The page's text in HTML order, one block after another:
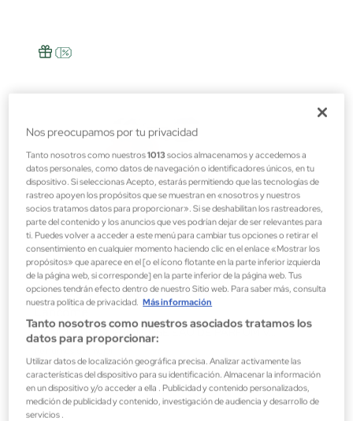
Lancôme
LA NUIT TRESOR INTENSE EAU DE PARFUM VAPORIZADOR
69,85 €
Nos preocupamos por tu privacidad
Tanto nosotros como nuestros1013socios almacenamos y accedemos a
datos personales, como datos de navegación o identificadores únicos, en tu
dispositivo. Si seleccionas Acepto, estarás permitiendo que las tecnologías de
rastreo apoyen los propósitos que se muestran en «nosotros y nuestros
socios tratamos datos para proporcionar». Si se deshabilitan los rastreadores,
parte del contenido y los anuncios que ves podrían dejar de ser relevantes para
ti. Puedes volver a acceder a este menú para cambiar tus opciones o retirar el
consentimiento en cualquier momento haciendo clic en el enlace «Mostrar los
propósitos» que aparece en el [o el ícono flotante en la parte inferior izquierda
de la página web, si corresponde] en la parte inferior de la página web. Tus
opciones tendrán efecto dentro de nuestro Sitio web. Para saber más, consulta
nuestra política de privacidad. Más información
Tanto nosotros como nuestros asociados tratamos los
datos para proporcionar:
Utilizar datos de localización geográfica precisa. Analizar activamente las
características del dispositivo para su identificación. Almacenar la información
en un dispositivo y/o acceder a ella . Publicidad y contenido personalizados,
medición de publicidad y contenido, investigación de audiencia y desarrollo de
servicios .